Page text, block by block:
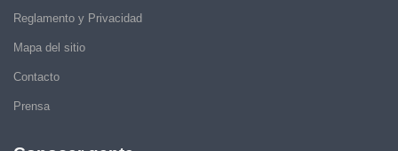
Reglamento y Privacidad
Mapa del sitio
Contacto
Prensa